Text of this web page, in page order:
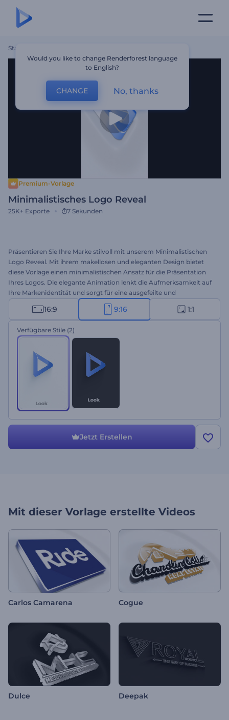
Startseite
Premium-Vorlage
Minimalistisches Logo Reveal
25K+ Exporte 7 Sekunden
Präsentieren Sie Ihre Marke stilvoll mit unserem Minimalistischen
Logo Reveal. Mit ihrem makellosen und eleganten Design bietet
diese Vorlage einen minimalistischen Ansatz für die Präsentation
Ihres Logos. Die elegante Animation lenkt die Aufmerksamkeit auf
Ihre Markenidentität und sorgt für eine ausgefeilte und
professionelle Präsentation. Passen Sie die Vorlage mit Ihrem Logo,
Ihrem Slogan und Ihrer Hintergrundmusik an, um einen
unvergesslichen ersten Eindruck beim Betrachter zu hinterlassen.
Die Vorlage eignet sich perfekt für Intros von Unternehmen,
Dienstleistungen und viele weitere Projekte. Erstellen Sie jetzt und
sehen Sie zu, wie Ihr Logo stilvoll zum Leben erweckt wird!
16:9 9:16 1:1
Verfügbare Stile (2)
Jetzt Erstellen
Mit dieser Vorlage erstellte Videos
Carlos Camarena Cogue
Dulce Deepak
Would you like to change Renderforest language
to English?
CHANGE No, thanks